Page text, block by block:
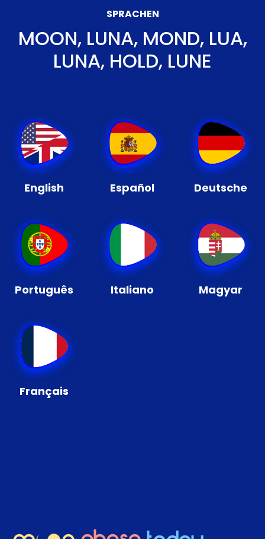
SPRACHEN
MOON, LUNA, MOND, LUA,
LUNA, HOLD, LUNE
English Español Deutsche
Português Italiano Magyar
Français